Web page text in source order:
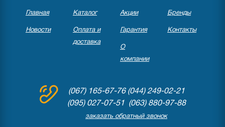
Главная Каталог Акции Бренды
Новости
Оплата и
доставка
Гарантия Контакты
О
компании
(067) 165-67-76(044) 249-02-21
(095) 027-07-51 (063) 880-97-88
заказать обратный звонок